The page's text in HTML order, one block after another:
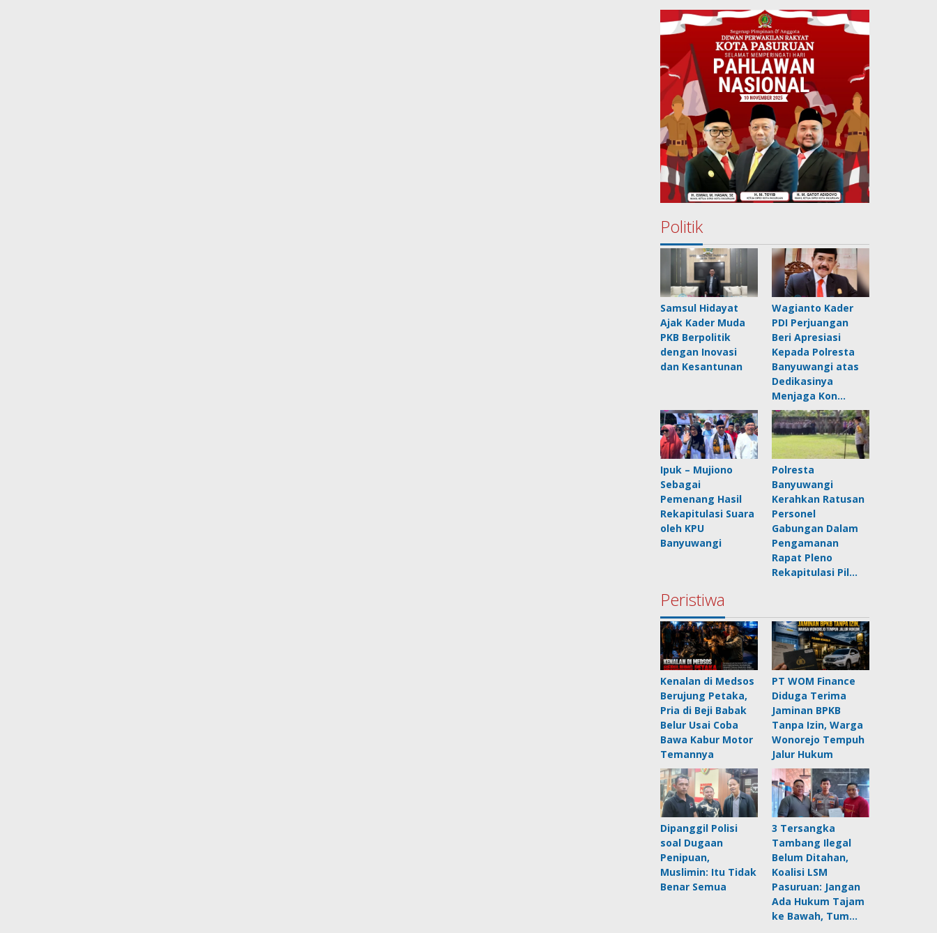
Politik
Samsul Hidayat
Ajak Kader Muda
PKB Berpolitik
dengan Inovasi
dan Kesantunan
Wagianto Kader
PDI Perjuangan
Beri Apresiasi
Kepada Polresta
Banyuwangi atas
Dedikasinya
Menjaga Kon…
Ipuk – Mujiono
Sebagai
Pemenang Hasil
Rekapitulasi Suara
oleh KPU
Banyuwangi
Polresta
Banyuwangi
Kerahkan Ratusan
Personel
Gabungan Dalam
Pengamanan
Rapat Pleno
Rekapitulasi Pil…
Peristiwa
Kenalan di Medsos
Berujung Petaka,
Pria di Beji Babak
Belur Usai Coba
Bawa Kabur Motor
Temannya
PT WOM Finance
Diduga Terima
Jaminan BPKB
Tanpa Izin, Warga
Wonorejo Tempuh
Jalur Hukum
Dipanggil Polisi
soal Dugaan
Penipuan,
Muslimin: Itu Tidak
Benar Semua
3 Tersangka
Tambang Ilegal
Belum Ditahan,
Koalisi LSM
Pasuruan: Jangan
Ada Hukum Tajam
ke Bawah, Tum…